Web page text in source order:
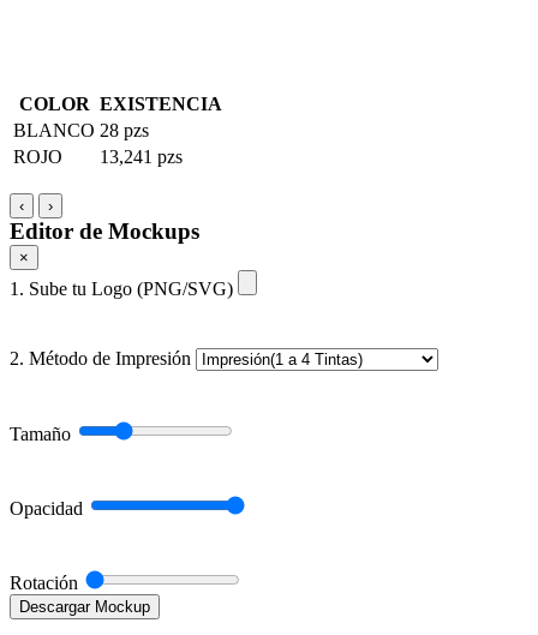
COLOR EXISTENCIA
BLANCO 28 pzs
ROJO
13,241 pzs
‹ ›
Editor de Mockups
×
1. Sube tu Logo (PNG/SVG)
2. Método de Impresión
Tamaño
Opacidad
Rotación
Descargar Mockup